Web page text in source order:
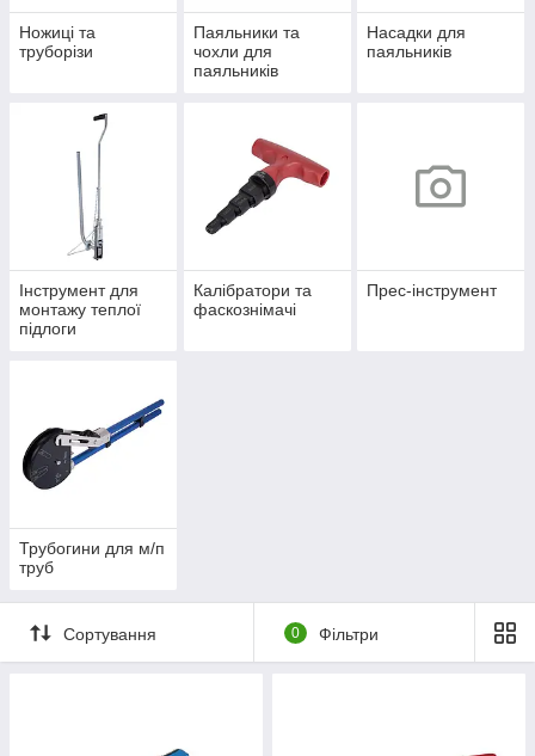
Ножиці та
труборізи
Паяльники та
чохли для
паяльників
Насадки для
паяльників
Інструмент для
монтажу теплої
підлоги
Калібратори та
фаскознімачі
Прес-інструмент
Трубогини для м/п
труб
Сортування 0 Фільтри